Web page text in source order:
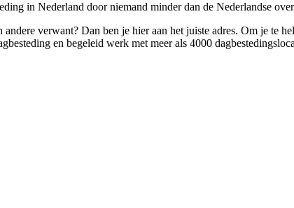
in Nederland door niemand minder dan de Nederlandse
verwant? Dan ben je hier aan het juiste adres. Om je te
en begeleid werk met meer als 4000